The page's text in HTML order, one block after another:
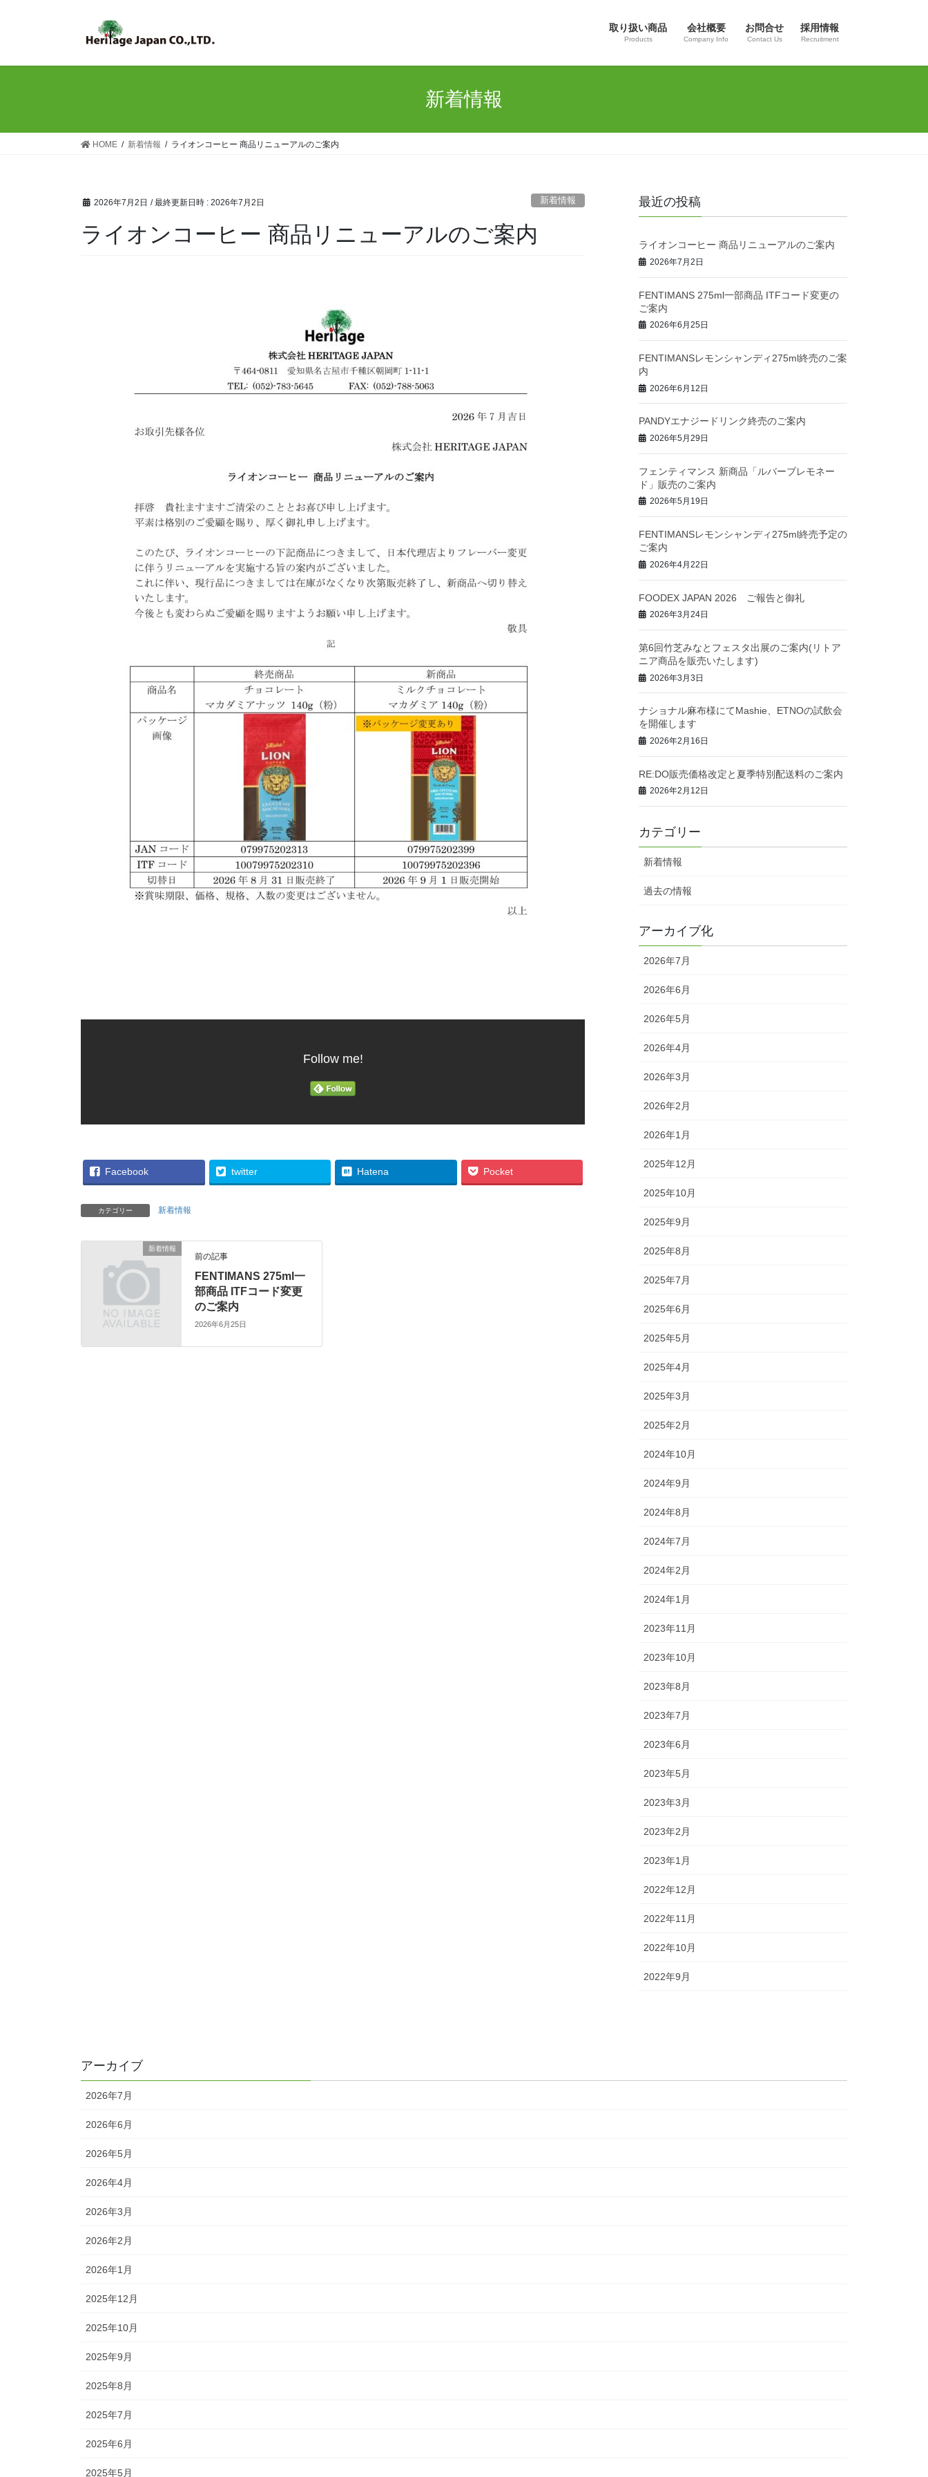
取り扱い商品
Products
会社概要
Company Info
お問合せ
Contact Us
採用情報
Recruitment
新着情報
HOME 新着情報 ライオンコーヒー 商品リニューアルのご案内
2026年7月2日 / 最終更新日時 : 2026年7月2日 新着情報
ライオンコーヒー 商品リニューアルのご案内
Follow me!
Facebook twitter Hatena Pocket
カテゴリー 新着情報
新着情報
前の記事
FENTIMANS 275ml一
部商品 ITFコード変更
のご案内
2026年6月25日
最近の投稿
ライオンコーヒー 商品リニューアルのご案内
2026年7月2日
FENTIMANS 275ml一部商品 ITFコード変更の
ご案内
2026年6月25日
FENTIMANSレモンシャンディ275ml終売のご案
内
2026年6月12日
PANDYエナジードリンク終売のご案内
2026年5月29日
フェンティマンス 新商品「ルバーブレモネー
ド」販売のご案内
2026年5月19日
FENTIMANSレモンシャンディ275ml終売予定の
ご案内
2026年4月22日
FOODEX JAPAN 2026 ご報告と御礼
2026年3月24日
第6回竹芝みなとフェスタ出展のご案内(リトア
ニア商品を販売いたします)
2026年3月3日
ナショナル麻布様にてMashie、ETNOの試飲会
を開催します
2026年2月16日
RE:DO販売価格改定と夏季特別配送料のご案内
2026年2月12日
カテゴリー
新着情報
過去の情報
アーカイブ化
2026年7月
2026年6月
2026年5月
2026年4月
2026年3月
2026年2月
2026年1月
2025年12月
2025年10月
2025年9月
2025年8月
2025年7月
2025年6月
2025年5月
2025年4月
2025年3月
2025年2月
2024年10月
2024年9月
2024年8月
2024年7月
2024年2月
2024年1月
2023年11月
2023年10月
2023年8月
2023年7月
2023年6月
2023年5月
2023年3月
2023年2月
2023年1月
2022年12月
2022年11月
2022年10月
2022年9月
アーカイブ
2026年7月
2026年6月
2026年5月
2026年4月
2026年3月
2026年2月
2026年1月
2025年12月
2025年10月
2025年9月
2025年8月
2025年7月
2025年6月
2025年5月